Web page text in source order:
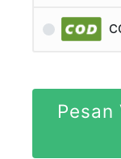
Pesan